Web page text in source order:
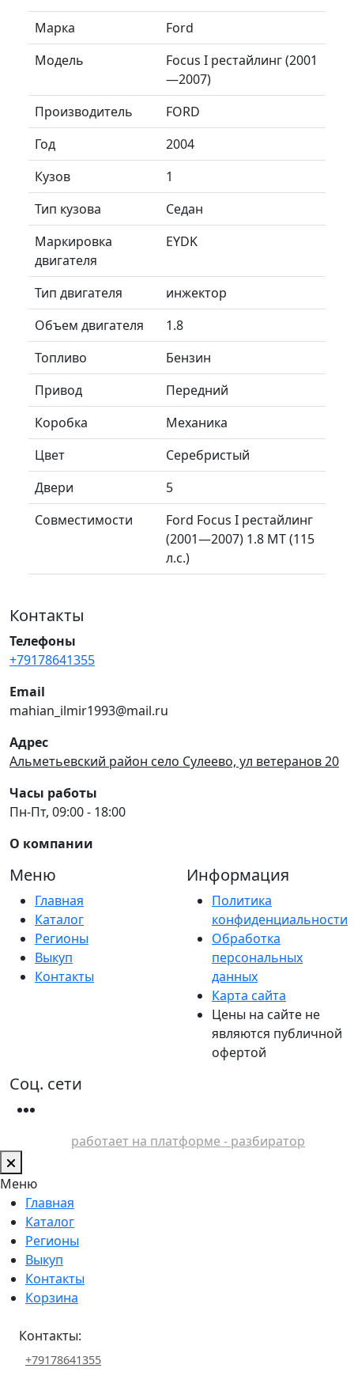
Марка
Ford
Модель
Focus I рестайлинг (2001
—2007)
Производитель
FORD
Год
2004
Кузов
1
Тип кузова
Седан
Маркировка
двигателя
EYDK
Тип двигателя
инжектор
Объем двигателя
1.8
Топливо
Бензин
Привод
Передний
Коробка
Механика
Цвет
Серебристый
Двери
5
Совместимости
Ford Focus I рестайлинг
(2001—2007) 1.8 MT (115
л.с.)
Контакты
Телефоны
+79178641355
Email
mahian_ilmir1993@mail.ru
Адрес
Альметьевский район село Сулеево, ул ветеранов 20
Часы работы
Пн-Пт, 09:00 - 18:00
О компании
Меню
Главная
Каталог
Регионы
Выкуп
Контакты
Информация
Политика
конфиденциальности
Обработка
персональных
данных
Карта сайта
Цены на сайте не
являются публичной
офертой
Соц. сети
работает на платформе - разбиратор
Меню
Главная
Каталог
Регионы
Выкуп
Контакты
Корзина
Контакты:
+79178641355